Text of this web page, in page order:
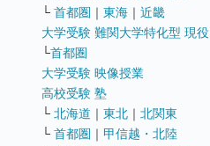
└ 首都圏 ｜ 東海 ｜ 近畿
大学受験 難関大学特化型 現役
└首都圏
大学受験 映像授業
高校受験 塾
└ 北海道 ｜ 東北 ｜ 北関東
└ 首都圏 ｜ 甲信越・北陸